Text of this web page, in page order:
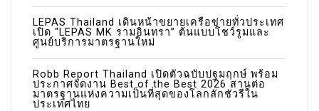
LEPAS Thailand เดินหน้าขยายเครือข่ายทั่วประเทศ
เปิด “LEPAS MK รามอินทรา” ต้นแบบโชว์รูมและ
ศูนย์บริการมาตรฐานใหม่
Robb Report Thailand เปิดตัวฉบับปฐมฤกษ์ พร้อม
ประกาศจัดงาน Best of the Best 2026 สานต่อ
มาตรฐานแห่งความเป็นที่สุดของโลกลักชัวรีใน
ประเทศไทย